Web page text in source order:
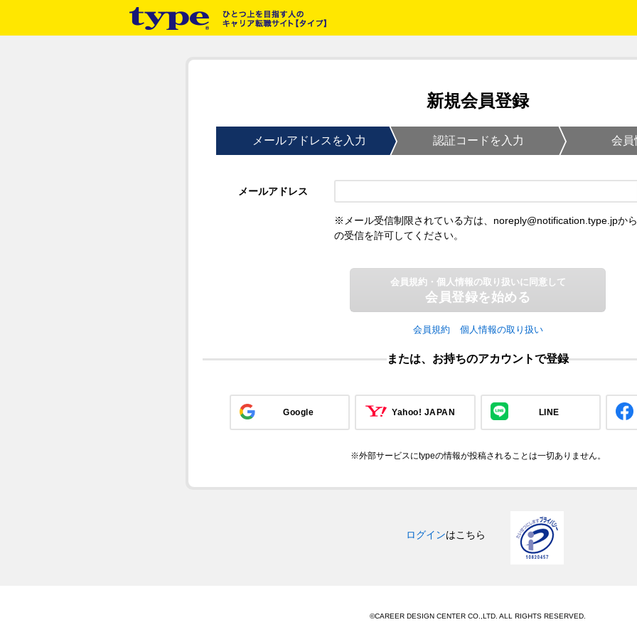
新規会員登録
メールアドレスを入力 認証コードを入力 会員
メールアドレス
※メール受信制限されている方は、noreply@notification.type.jpから
の受信を許可してください。
会員規約・個人情報の取り扱いに同意して
会員登録を始める
会員規約 個人情報の取り扱い
または、お持ちのアカウントで登録
Google Yahoo! JAPAN LINE
※外部サービスにtypeの情報が投稿されることは一切ありません。
ログインはこちら
©CAREER DESIGN CENTER CO.,LTD. ALL RIGHTS RESERVED.